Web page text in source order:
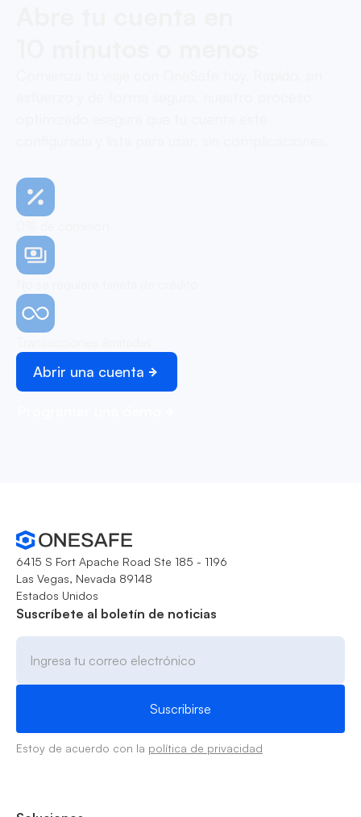
Abrir una cuenta
6415 S Fort Apache Road Ste 185 - 1196
Las Vegas, Nevada 89148
Estados Unidos
Suscríbete al boletín de noticias
Estoy de acuerdo con la política de privacidad